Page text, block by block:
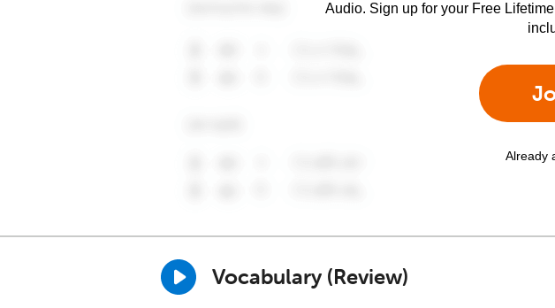
Audio. Sign up for your Free
Already
Vocabulary (Review)